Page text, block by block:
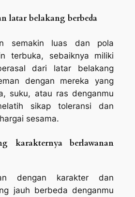
latar belakang berbeda
semakin luas dan pola
terbuka, sebaiknya miliki
dari latar belakang
dengan mereka yang
suku, atau ras denganmu
sikap toleransi dan
sesama.
karakternya berlawanan
dengan karakter dan
jauh berbeda denganmu